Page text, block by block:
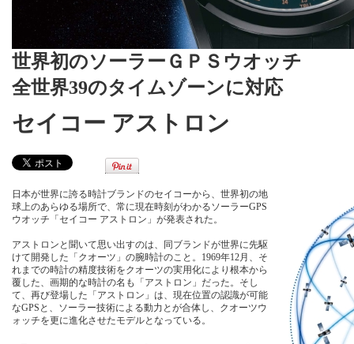
世界初のソーラーＧＰＳウオッチ
全世界39のタイムゾーンに対応
セイコー アストロン
日本が世界に誇る時計ブランドのセイコーから、世界初の地
球上のあらゆる場所で、常に現在時刻がわかるソーラーGPS
ウオッチ「セイコー アストロン」が発表された。
アストロンと聞いて思い出すのは、同ブランドが世界に先駆
けて開発した「クオーツ」の腕時計のこと。1969年12月、そ
れまでの時計の精度技術をクオーツの実用化により根本から
覆した、画期的な時計の名も「アストロン」だった。そし
て、再び登場した「アストロン」は、現在位置の認識が可能
なGPSと、ソーラー技術による動力とが合体し、クオーツウ
ォッチを更に進化させたモデルとなっている。